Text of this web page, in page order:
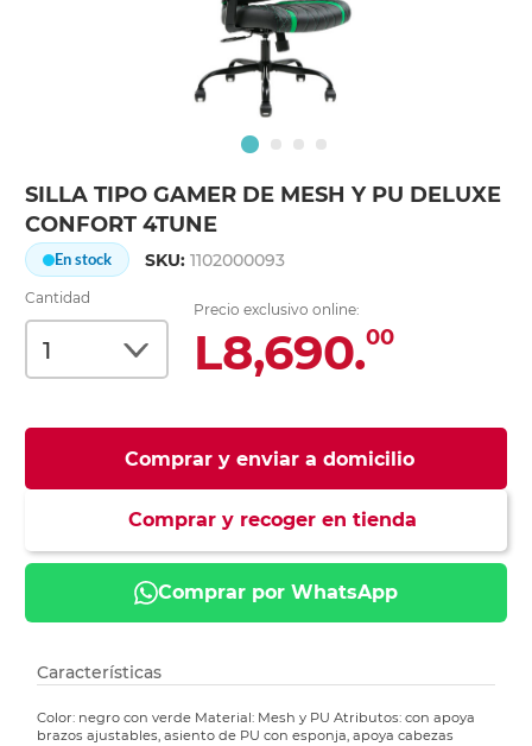
SILLA TIPO GAMER DE MESH Y PU DELUXE
CONFORT 4TUNE
En stock SKU:1102000093
Cantidad
Precio exclusivo online:
L8,690.00
Comprar y enviar a domicilio
Comprar y recoger en tienda
Comprar por WhatsApp
Características
Color: negro con verde Material: Mesh y PU Atributos: con apoya
brazos ajustables, asiento de PU con esponja, apoya cabezas